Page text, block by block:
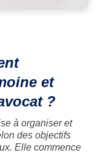
et
?
à organiser et
des objectifs
Elle commence